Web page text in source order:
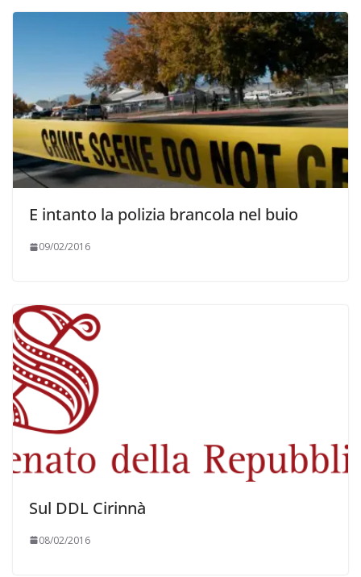
E intanto la polizia brancola nel buio
09/02/2016
Sul DDL Cirinnà
08/02/2016